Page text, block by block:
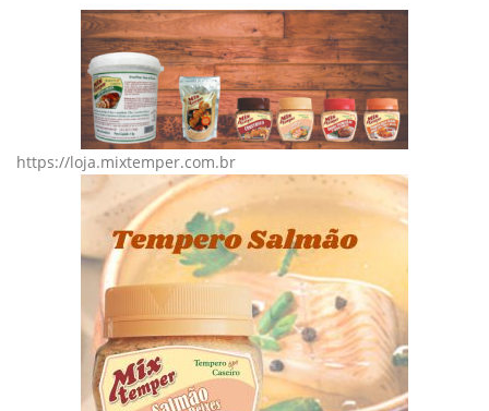
https://loja.mixtemper.com.br